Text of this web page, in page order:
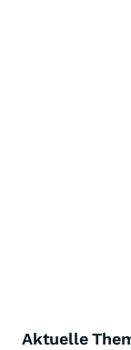
Aktuelle